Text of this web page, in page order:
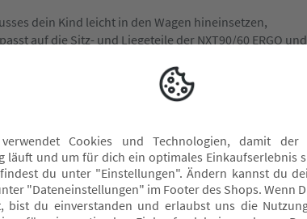
dein Kind leicht in den Wagen hineinsetzen,
auf die Sitz- und Liegeteile der NXT90/60 ERGO und
dir eine gute Sichtbarkeit des Kinderwagens auch